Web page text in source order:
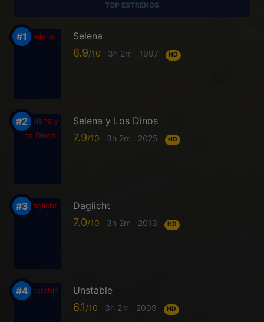
TOP ESTRENOS
Selena
6.9 3h 2m 1997 HD
Selena y Los Dinos
7.9 3h 2m 2025 HD
Daglicht
7.0 3h 2m 2013 HD
Unstable
6.1 3h 2m 2009 HD